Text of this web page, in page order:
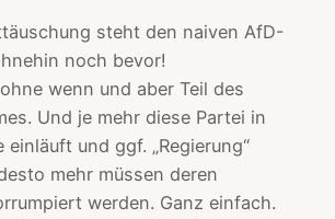
steht den naiven AfD-
noch bevor!
wenn und aber Teil des
Und je mehr diese Partei in
einläuft und ggf. „Regierung“
mehr müssen deren
werden. Ganz einfach.